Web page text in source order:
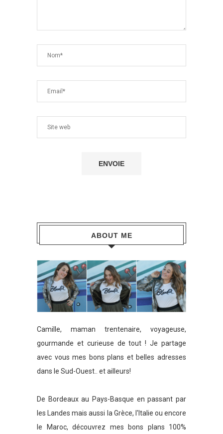
ABOUT ME
Camille, maman trentenaire, voyageuse,
gourmande et curieuse de tout ! Je partage
avec vous mes bons plans et belles adresses
dans le Sud-Ouest.. et ailleurs!
De Bordeaux au Pays-Basque en passant par
les Landes mais aussi la Grèce, l'Italie ou encore
le Maroc, découvrez mes bons plans 100%